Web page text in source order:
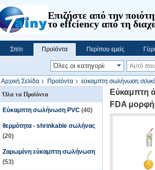
Επιζήστε από την
το effciency από τη
Σπίτι Προϊόντα Περίπου εμείς
Αρχική Σελίδα Προϊόντα εύκαμπτη σωλήνωση
πιστοποιημένο
Όλα τα Προϊόντα
Εύκαμπτη σωλήνωση PVC (40)
θερμότητα - shrinkable σωλήνας
(20)
Ζαρωμένη εύκαμπτη σωλήνωση
(53)
Εύκαμπτη
FDA